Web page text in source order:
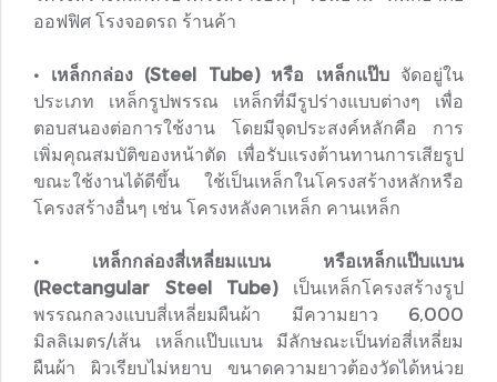
ออฟฟิศ โรงจอดรถ ร้านค้า
• เหล็กกล่อง (Steel Tube) หรือ เหล็กแป๊บจัดอยู่ใน
ประเภท เหล็กรูปพรรณ เหล็กที่มีรูปร่างแบบต่างๆ เพื่อ
ตอบสนองต่อการใช้งาน โดยมีจุดประสงค์หลักคือ การ
เพิ่มคุณสมบัติของหน้าตัด เพื่อรับแรงต้านทานการเสียรูป
ขณะใช้งานได้ดีขึ้น ใช้เป็นเหล็กในโครงสร้างหลักหรือ
โครงสร้างอื่นๆ เช่น โครงหลังคาเหล็ก คานเหล็ก
• เหล็กกล่องสี่เหลี่ยมแบน หรือเหล็กแป๊บแบน
(Rectangular Steel Tube)เป็นเหล็กโครงสร้างรูป
พรรณกลวงแบบสี่เหลี่ยมผืนผ้า มีความยาว 6,000
มิลลิเมตร/เส้น เหล็กแป๊บแบน มีลักษณะเป็นท่อสี่เหลี่ยม
ผืนผ้า ผิวเรียบไม่หยาบ ขนาดความยาวต้องวัดได้หน่วย